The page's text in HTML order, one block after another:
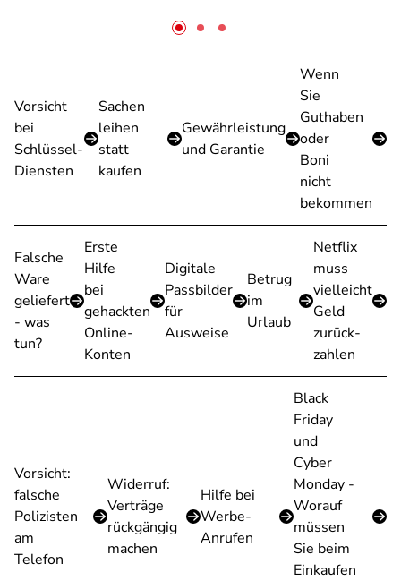
Vorsicht
bei
Schlüssel-
Diensten
Sachen
leihen
statt
kaufen
Gewährleistung
und Garantie
Wenn
Sie
Guthaben
oder
Boni
nicht
bekommen
Falsche
Ware
geliefert
- was
tun?
Erste
Hilfe
bei
gehackten
Online-
Konten
Digitale
Passbilder
für
Ausweise
Betrug
im
Urlaub
Netflix
muss
vielleicht
Geld
zurück-
zahlen
Vorsicht:
falsche
Polizisten
am
Telefon
Widerruf:
Verträge
rückgängig
machen
Hilfe bei
Werbe-
Anrufen
Black
Friday
und
Cyber
Monday -
Worauf
müssen
Sie beim
Einkaufen